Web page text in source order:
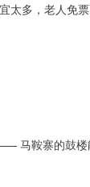
多，老人免票
马鞍寨的鼓楼